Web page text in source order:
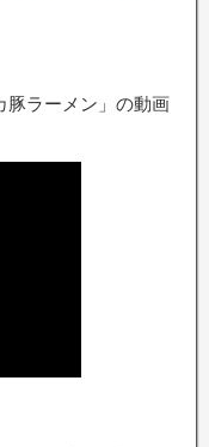
ラーメン」の動画